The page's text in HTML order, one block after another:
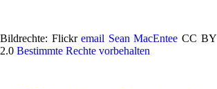
Bildrechte: Flickremail Sean MacEntee CC BY
2.0 Bestimmte Rechte vorbehalten